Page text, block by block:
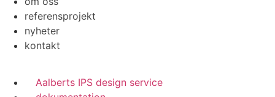
referensprojekt
nyheter
kontakt
Aalberts IPS design service